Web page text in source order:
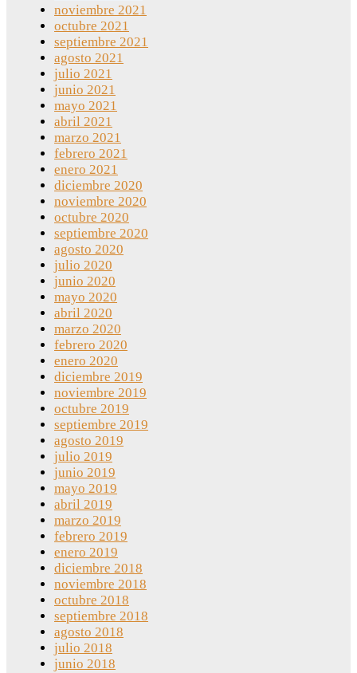
noviembre 2021
octubre 2021
septiembre 2021
agosto 2021
julio 2021
junio 2021
mayo 2021
abril 2021
marzo 2021
febrero 2021
enero 2021
diciembre 2020
noviembre 2020
octubre 2020
septiembre 2020
agosto 2020
julio 2020
junio 2020
mayo 2020
abril 2020
marzo 2020
febrero 2020
enero 2020
diciembre 2019
noviembre 2019
octubre 2019
septiembre 2019
agosto 2019
julio 2019
junio 2019
mayo 2019
abril 2019
marzo 2019
febrero 2019
enero 2019
diciembre 2018
noviembre 2018
octubre 2018
septiembre 2018
agosto 2018
julio 2018
junio 2018